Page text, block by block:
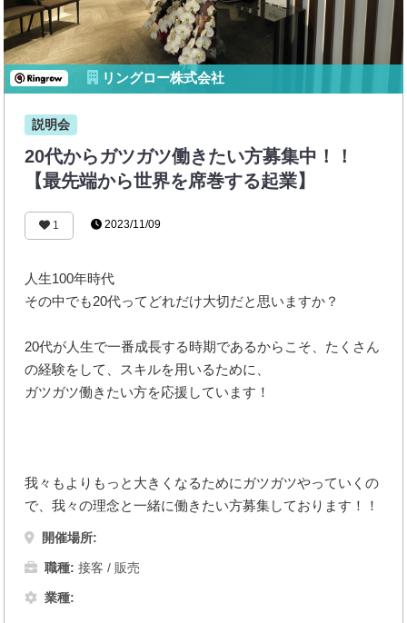
リングロー株式会社
説明会
20代からガツガツ働きたい方募集中！！
【最先端から世界を席巻する起業】
1 2023/11/09
人生100年時代
その中でも20代ってどれだけ大切だと思いますか？
20代が人生で一番成長する時期であるからこそ、たくさん
の経験をして、スキルを用いるために、
ガツガツ働きたい方を応援しています！
我々もよりもっと大きくなるためにガツガツやっていくの
で、我々の理念と一緒に働きたい方募集しております！！
開催場所:
職種: 接客 / 販売
業種: